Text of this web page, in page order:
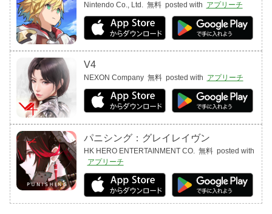
Nintendo Co., Ltd. 無料 posted with アプリーチ
V4
NEXON Company 無料 posted with アプリーチ
パニシング：グレイレイヴン
HK HERO ENTERTAINMENT CO. 無料 posted with
アプリーチ